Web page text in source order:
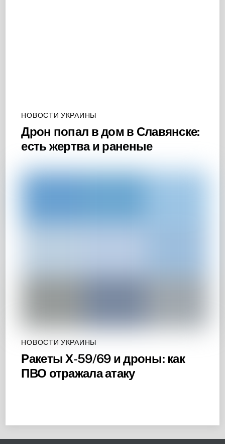
НОВОСТИ УКРАИНЫ
Дрон попал в дом в Славянске:
есть жертва и раненые
НОВОСТИ УКРАИНЫ
Ракеты Х-59/69 и дроны: как
ПВО отражала атаку